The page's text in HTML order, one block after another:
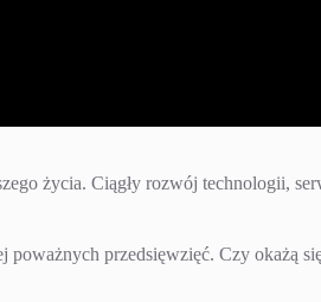
życia. Ciągły rozwój technologii,
przedsięwzięć. Czy okażą